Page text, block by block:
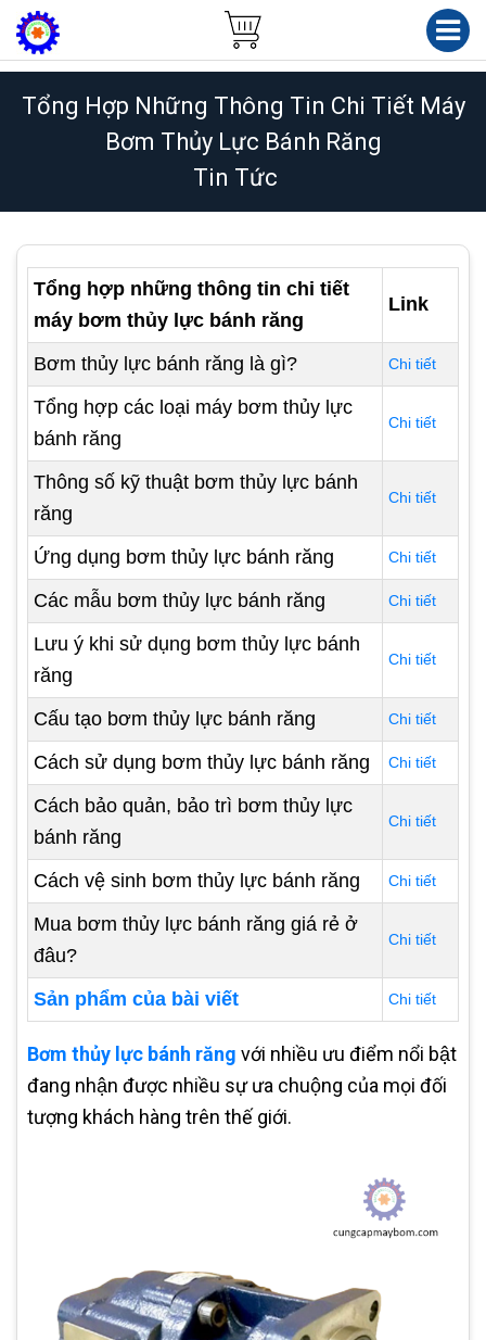
Tổng Hợp Những Thông Tin Chi Tiết Máy
Bơm Thủy Lực Bánh Răng
Tin Tức
Tổng hợp những thông tin chi tiết
máy bơm thủy lực bánh răng
Link
Bơm thủy lực bánh răng là gì? Chi tiết
Tổng hợp các loại máy bơm thủy lực
bánh răng
Chi tiết
Thông số kỹ thuật bơm thủy lực bánh
răng
Chi tiết
Ứng dụng bơm thủy lực bánh răng Chi tiết
Các mẫu bơm thủy lực bánh răng Chi tiết
Lưu ý khi sử dụng bơm thủy lực bánh
răng
Chi tiết
Cấu tạo bơm thủy lực bánh răng Chi tiết
Cách sử dụng bơm thủy lực bánh răng Chi tiết
Cách bảo quản, bảo trì bơm thủy lực
bánh răng
Chi tiết
Cách vệ sinh bơm thủy lực bánh răng Chi tiết
Mua bơm thủy lực bánh răng giá rẻ ở
đâu?
Chi tiết
Sản phẩm của bài viết Chi tiết
Bơm thủy lực bánh răng với nhiều ưu điểm nổi bật
đang nhận được nhiều sự ưa chuộng của mọi đối
tượng khách hàng trên thế giới.